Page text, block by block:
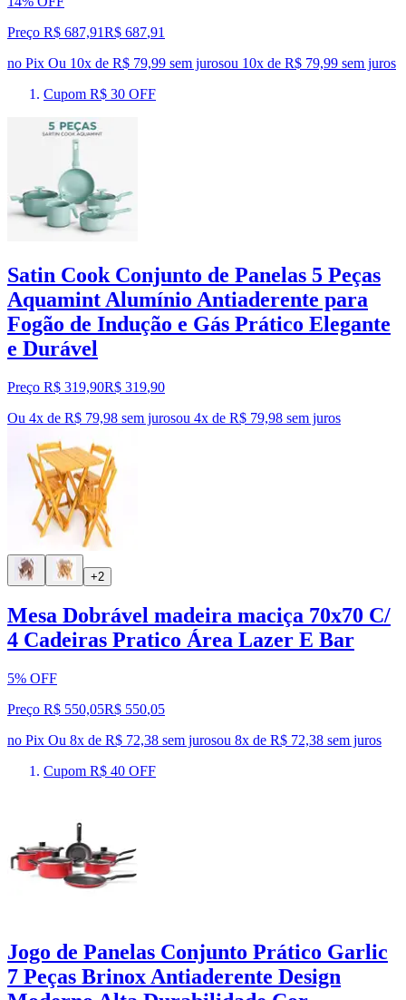
Preço R$ 687,91R$ 687,91
no Pix Ou 10x de R$ 79,99 sem jurosou 10x de R$ 79,99 sem juros
Cupom R$ 30 OFF
Satin Cook Conjunto de Panelas 5 Peças
Aquamint Alumínio Antiaderente para
Fogão de Indução e Gás Prático Elegante
e Durável
Preço R$ 319,90R$ 319,90
Ou 4x de R$ 79,98 sem jurosou 4x de R$ 79,98 sem juros
+2
Mesa Dobrável madeira maciça 70x70 C/
4 Cadeiras Pratico Área Lazer E Bar
5% OFF
Preço R$ 550,05R$ 550,05
no Pix Ou 8x de R$ 72,38 sem jurosou 8x de R$ 72,38 sem juros
Cupom R$ 40 OFF
Jogo de Panelas Conjunto Prático Garlic
7 Peças Brinox Antiaderente Design